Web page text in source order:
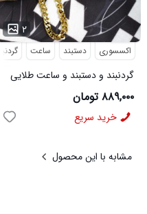
۲ ...
اکسسوری دستبند ساعت گردنبند
گردنبند و دستبند و ساعت طلایی
مدل 3877
۸۸۹,۰۰۰ تومان
خرید سریع
مشابه با این محصول